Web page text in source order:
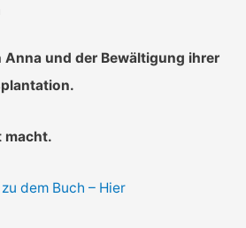
Anna und der Bewältigung ihrer
macht.
dem Buch – Hier